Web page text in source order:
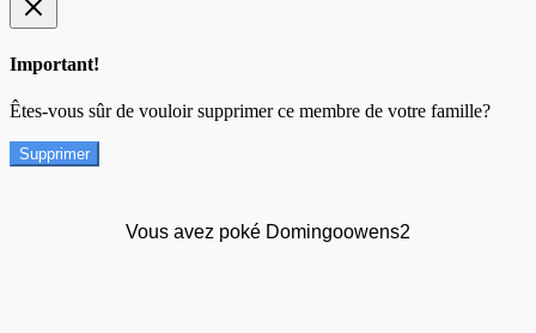
Important!
Êtes-vous sûr de vouloir supprimer ce membre de votre famille?
Supprimer
Vous avez poké Domingoowens2